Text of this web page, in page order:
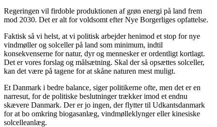
Regeringen vil firdoble produktionen af grøn energi på land frem
mod 2030. Det er alt for voldsomt efter Nye Borgerliges opfattelse.
Faktisk så vi helst, at vi politisk arbejder henimod et stop for nye
vindmøller og solceller på land som minimum, indtil
konsekvenserne for natur, dyr og mennesker er ordentligt kortlagt.
Det er vores forslag og målsætning. Skal der så opsættes solceller,
kan det være på tagene for at skåne naturen mest muligt.
Et Danmark i bedre balance, siger politikerne ofte, men det er en
narresut, for de politiske beslutninger trækker imod et endnu
skævere Danmark. Der er jo ingen, der flytter til Udkantsdanmark
for at bo omkring biogasanlæg, vindmølleklynger eller kinesiske
solcelleanlæg.